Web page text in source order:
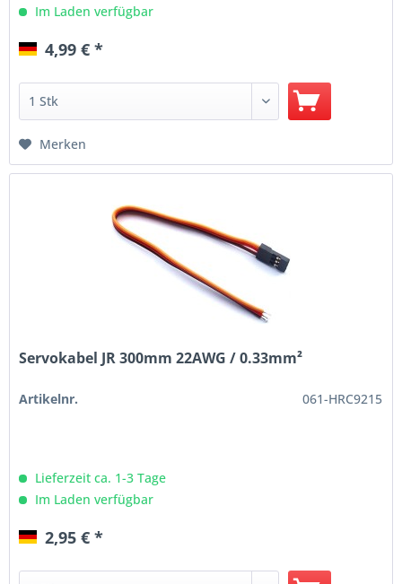
Im Laden verfügbar
4,99 € *
Merken
Servokabel JR 300mm 22AWG / 0.33mm²
Artikelnr. 061-HRC9215
Lieferzeit ca. 1-3 Tage
Im Laden verfügbar
2,95 € *